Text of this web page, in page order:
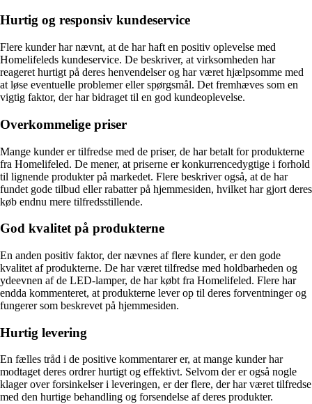
Hurtig og responsiv kundeservice
Flere kunder har nævnt, at de har haft en positiv oplevelse med
Homelifeleds kundeservice. De beskriver, at virksomheden har
reageret hurtigt på deres henvendelser og har været hjælpsomme med
at løse eventuelle problemer eller spørgsmål. Det fremhæves som en
vigtig faktor, der har bidraget til en god kundeoplevelse.
Overkommelige priser
Mange kunder er tilfredse med de priser, de har betalt for produkterne
fra Homelifeled. De mener, at priserne er konkurrencedygtige i forhold
til lignende produkter på markedet. Flere beskriver også, at de har
fundet gode tilbud eller rabatter på hjemmesiden, hvilket har gjort deres
køb endnu mere tilfredsstillende.
God kvalitet på produkterne
En anden positiv faktor, der nævnes af flere kunder, er den gode
kvalitet af produkterne. De har været tilfredse med holdbarheden og
ydeevnen af de LED-lamper, de har købt fra Homelifeled. Flere har
endda kommenteret, at produkterne lever op til deres forventninger og
fungerer som beskrevet på hjemmesiden.
Hurtig levering
En fælles tråd i de positive kommentarer er, at mange kunder har
modtaget deres ordrer hurtigt og effektivt. Selvom der er også nogle
klager over forsinkelser i leveringen, er der flere, der har været tilfredse
med den hurtige behandling og forsendelse af deres produkter.